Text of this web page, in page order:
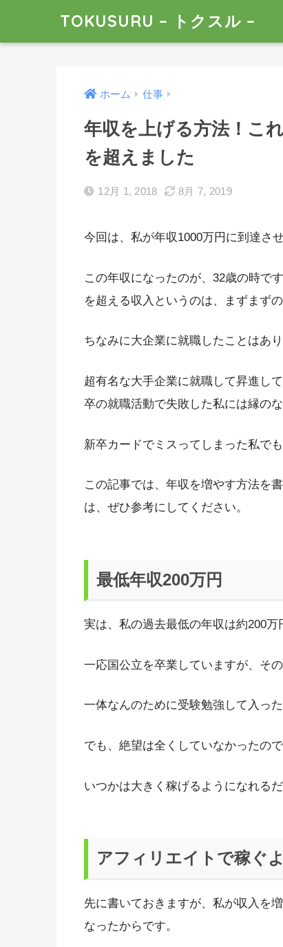
TOKUSURU – トクスル –
ホーム 仕事
年収を上げる方法！こ
を超えました
12月 1, 2018 8月 7, 2019
今回は、私が年収1000万円に到達さ
この年収になったのが、32歳の時で
を超える収入というのは、まずまず
ちなみに大企業に就職したことはあり
超有名な大手企業に就職して昇進し
卒の就職活動で失敗した私には縁のな
新卒カードでミスってしまった私で
この記事では、年収を増やす方法を
は、ぜひ参考にしてください。
最低年収200万円
実は、私の過去最低の年収は約200万
一応国公立を卒業していますが、そ
一体なんのために受験勉強して入った
でも、絶望は全くしていなかったので
いつかは大きく稼げるようになれる
アフィリエイトで稼ぐ
先に書いておきますが、私が収入を
なったからです。